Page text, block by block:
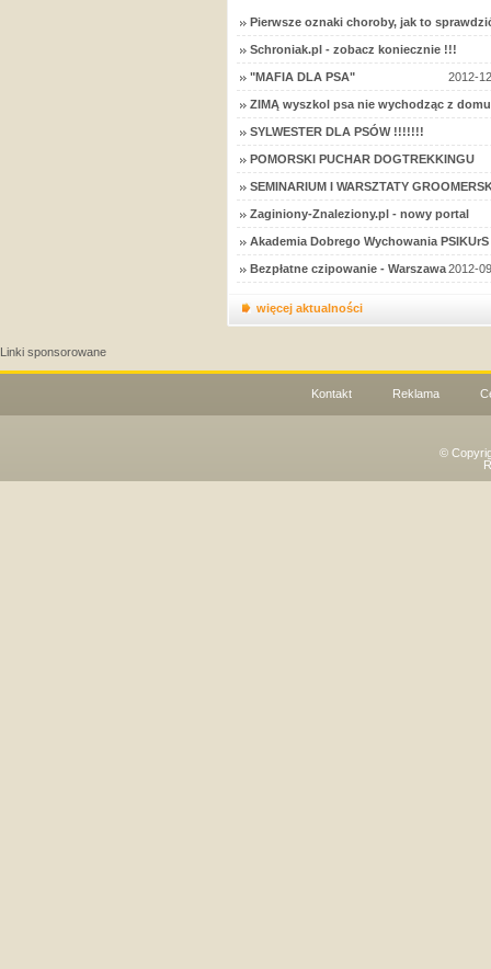
Pierwsze oznaki choroby, jak to
Schroniak.pl - zobacz koniecznie !!!
"MAFIA DLA PSA" 2012-
ZIMĄ wyszkol psa nie wychodząc z
SYLWESTER DLA PSÓW !!!!!!!
POMORSKI PUCHAR DOGTREKKINGU
SEMINARIUM I WARSZTATY
Zaginiony-Znaleziony.pl - nowy portal
Akademia Dobrego Wychowania
Bezpłatne czipowanie - Warszawa2012-
więcej aktualności
Linki sponsorowane
Kontakt Reklama
©